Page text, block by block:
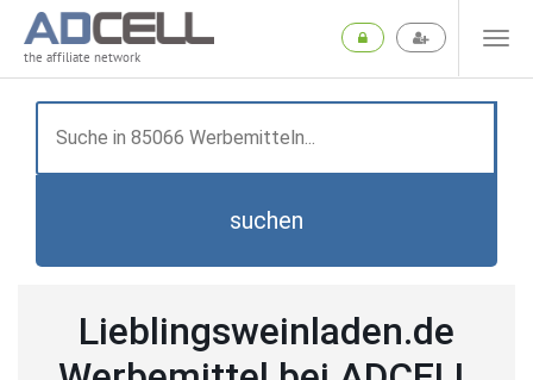
the affiliate network
suchen
Lieblingsweinladen.de